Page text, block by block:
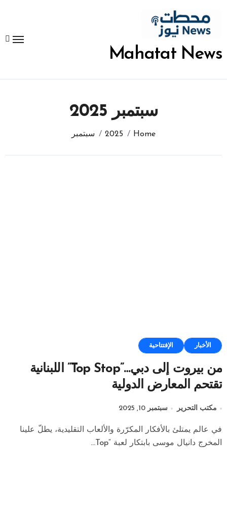
المحتوى
Mahatat News
سبتمبر 2025
Home
2025 سبتمبر
الأخبار الإفتتاحية
من بيروت إلى دبي…”Top Stop” اللبنانية
تقتحم المعارض الدولية
مكتب التحرير سبتمبر 10, 2025
في عالم يمتلئ بالأفكار المكرّرة والألعاب التقليدية، يطلّ علينا
المخرج دانيال موسى بابتكار لعبة “Top...